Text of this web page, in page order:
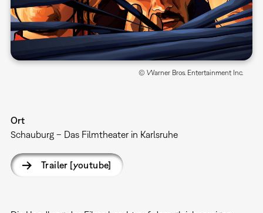
© Warner Bros. Entertainment Inc.
Ort
Schauburg – Das Filmtheater in Karlsruhe
Trailer [youtube]